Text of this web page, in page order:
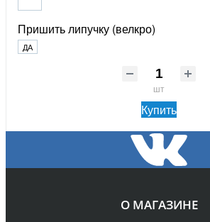
Пришить липучку (велкро)
ДА
шт
Купить
О МАГАЗИНЕ